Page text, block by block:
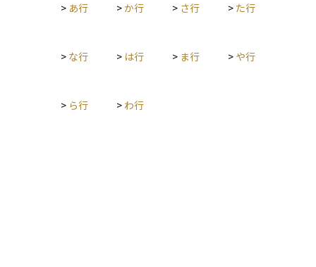
の分類によって、支出の見直しや節約余地の把握が容易になり
入に応じた支出バランスの最適化が課題となり、リタイア後は
「生活費＝必要生活費＋ゆとり費」という考え方が用いられ、
前者は最低限の生活維持費、後者は旅行や趣味などの豊かさを
> あ行 >か行 > さ行 > た行
> な行 > は行 > ま行 > や行
> ら行 > わ行